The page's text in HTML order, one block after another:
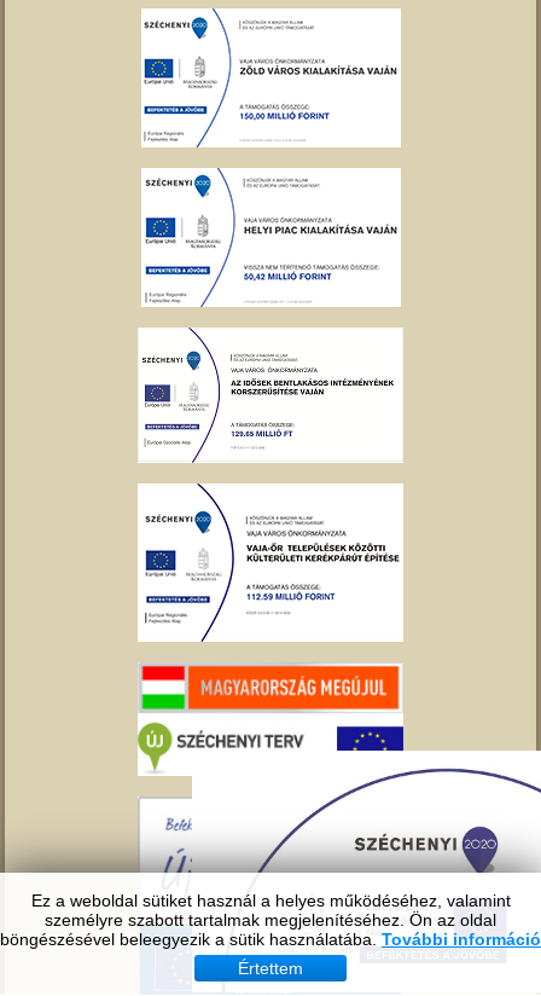
Ez a weboldal sütiket használ a helyes működéséhez, valamint
személyre szabott tartalmak megjelenítéséhez. Ön az oldal
böngészésével beleegyezik a sütik használatába. További információ
Értettem